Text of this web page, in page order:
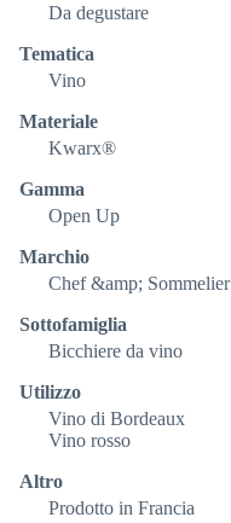
Da degustare
Tematica
Vino
Materiale
Kwarx®
Gamma
Open Up
Marchio
Chef &amp; Sommelier
Sottofamiglia
Bicchiere da vino
Utilizzo
Vino di Bordeaux
Vino rosso
Altro
Prodotto in Francia